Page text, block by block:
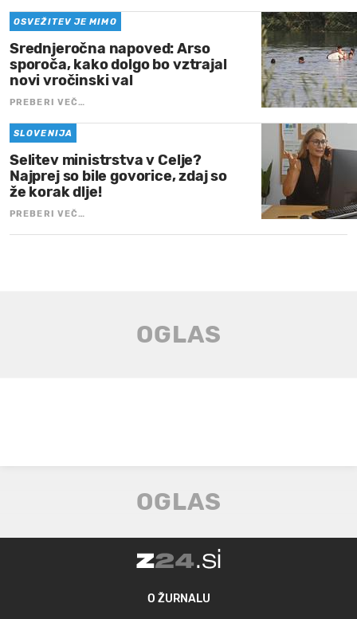
OSVEŽITEV JE MIMO
Srednjeročna napoved: Arso
sporoča, kako dolgo bo vztrajal
novi vročinski val
PREBERI VEČ…
SLOVENIJA
Selitev ministrstva v Celje?
Najprej so bile govorice, zdaj so
že korak dlje!
PREBERI VEČ…
O ŽURNALU